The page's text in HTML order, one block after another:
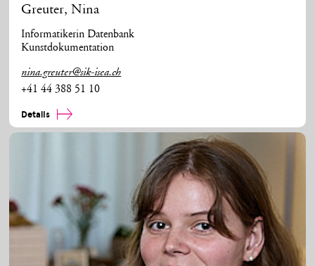
Greuter,Nina
Informatikerin Datenbank
Kunstdokumentation
nina.greuter@sik-isea.ch
+41 44 388 51 10
Details